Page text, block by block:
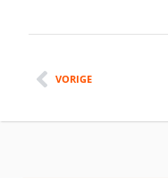
VORIGE